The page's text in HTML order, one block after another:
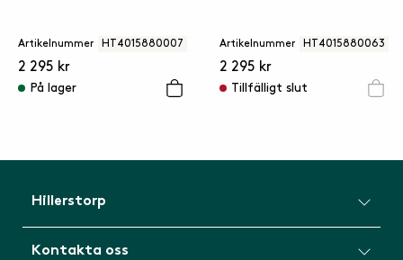
Artikelnummer HT4015880007
2 295 kr
På lager
Artikelnummer HT4015880063
2 295 kr
Tillfälligt slut
Hillerstorp
Kontakta oss